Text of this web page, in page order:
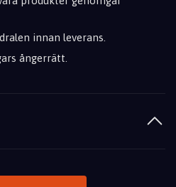
innan leverans.
ångerrätt.